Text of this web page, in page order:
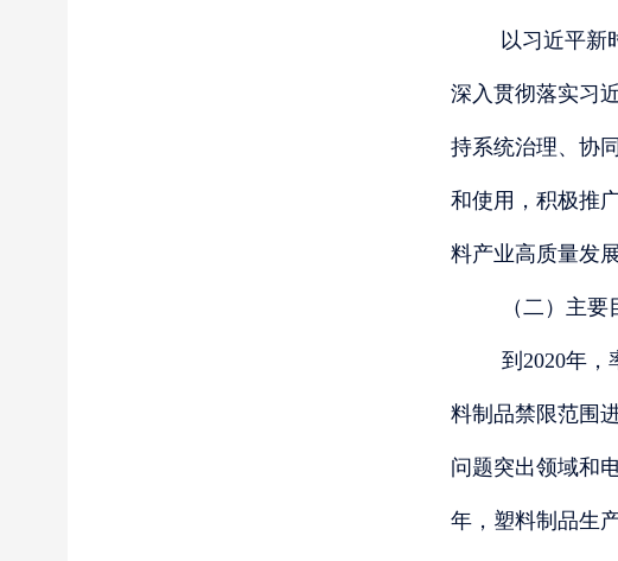
以习近平新
深入贯彻落实习
持系统治理、协
和使用，积极推
料产业高质量发
（二）主要
到 2020年
料制品禁限范围
问题突出领域和
年，塑料制品生